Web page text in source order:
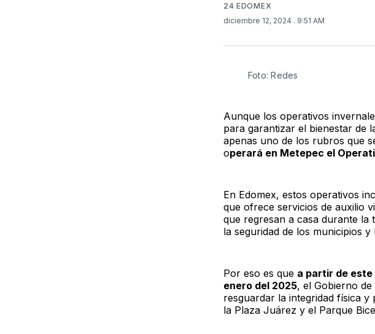
24 EDOMEX
diciembre 12, 2024 . 9:51 AM
Foto: Redes
Aunque los operativos
para garantizar el bienestar de
apenas uno de los rubros que
operará en Metepec el
En Edomex, estos operativos
que ofrece servicios de auxilio
que regresan a casa durante
la seguridad de los municipios
Por eso es que a partir de este
enero del 2025, el Gobierno
resguardar la integridad física y
la Plaza Juárez y el Parque